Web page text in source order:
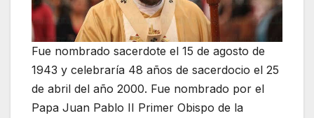
Fue nombrado sacerdote el 15 de agosto de
1943 y celebraría 48 años de sacerdocio el 25
de abril del año 2000. Fue nombrado por el
Papa Juan Pablo II Primer Obispo de la